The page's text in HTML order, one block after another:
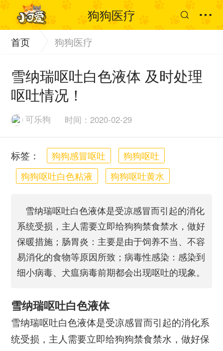
狗狗医疗
首页 狗狗医疗
雪纳瑞呕吐白色液体 及时处理
呕吐情况！
可乐狗 时间：2020-02-29
标签： 狗狗感冒呕吐
狗狗呕吐
狗狗呕吐白色粘液
狗狗呕吐黄水
雪纳瑞呕吐白色液体是受凉感冒而引起的消化
系统受损，主人需要立即给狗狗禁食禁水，做好
保暖措施；肠胃炎：主要是由于饲养不当、不容
易消化的食物等原因所致；病毒性感染：感染到
细小病毒、犬瘟病毒前期都会出现呕吐的现象。
雪纳瑞呕吐白色液体
雪纳瑞呕吐白色液体是受凉感冒而引起的消化系
统受损，主人需要立即给狗狗禁食禁水，做好保